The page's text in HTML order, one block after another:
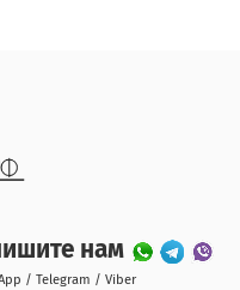
нам
/ Telegram / Viber